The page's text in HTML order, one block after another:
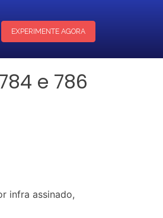
EXPERIMENTE AGORA
e 786
infra assinado,